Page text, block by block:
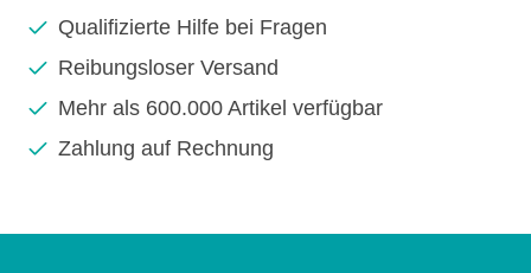
Qualifizierte Hilfe bei Fragen
Reibungsloser Versand
Mehr als 600.000 Artikel verfügbar
Zahlung auf Rechnung